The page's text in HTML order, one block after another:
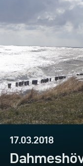
17.03.2018